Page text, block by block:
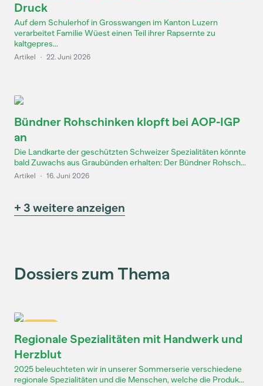
Druck
Auf dem Schulerhof in Grosswangen im Kanton Luzern
verarbeitet Familie Wüest einen Teil ihrer Rapsernte zu
kaltgepres...
Artikel · 22. Juni 2026
Bündner Rohschinken klopft bei AOP-IGP
an
Die Landkarte der geschützten Schweizer Spezialitäten könnte
bald Zuwachs aus Graubünden erhalten: Der Bündner Rohsch...
Artikel · 16. Juni 2026
+ 3 weitere anzeigen
Dossiers zum Thema
Regionale Spezialitäten mit Handwerk und
Herzblut
2025 beleuchteten wir in unserer Sommerserie verschiedene
regionale Spezialitäten und die Menschen, welche die Produk...